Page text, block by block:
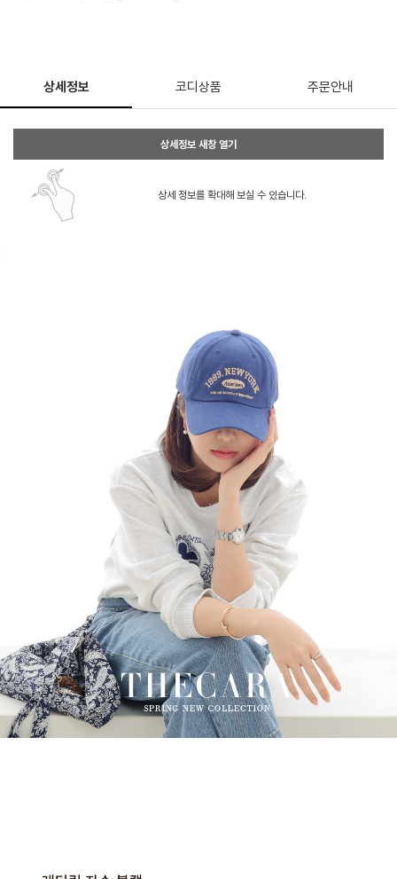
상세정보 코디상품 주문안내
상세정보 새창 열기
상세 정보를 확대해 보실 수 있습니다.